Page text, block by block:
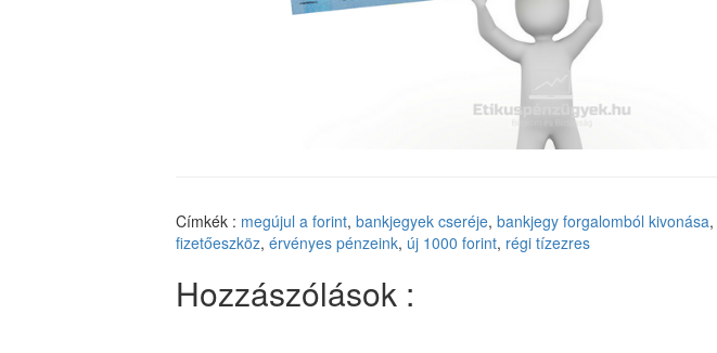
Címkék : megújul a forint, bankjegyek cseréje, bankjegy forgalomból kivonása,
fizetőeszköz, érvényes pénzeink, új 1000 forint, régi tízezres
Hozzászólások :